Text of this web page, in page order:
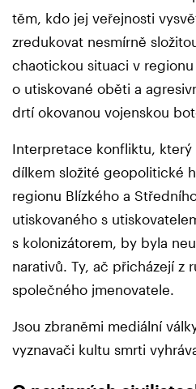
těm, kdo jej veřejnosti
zredukovat nesmírně
chaotickou situaci v
o utiskované oběti a
drtí okovanou vojenskou
Interpretace konfliktu, který
dílkem složité geopolitické
regionu Blízkého a
utiskovaného s
s kolonizátorem, by byla
narativů. Ty, ač přicházejí z
společného jmenovatele.
Jsou zbraněmi mediální
vyznavači kultu smrti